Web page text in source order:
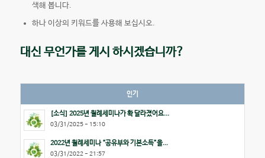
색해 봅니다.
하나 이상의 키워드를 사용해 보십시오.
대신 무언가를 게시 하시겠습니까?
인기
[소식] 2025년 월례세미나가 확 달라졌어요...
03/31/2025 - 15:10
2022년 월례세미나 “공유부와 기본소득”을...
03/31/2022 - 21:57